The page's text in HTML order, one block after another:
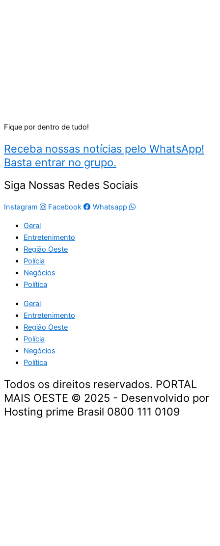
Fique por dentro de tudo!
Receba nossas notícias pelo WhatsApp!
Basta entrar no grupo.
Siga Nossas Redes Sociais
Instagram Facebook Whatsapp
Geral
Entretenimento
Região Oeste
Polícia
Negócios
Política
Geral
Entretenimento
Região Oeste
Polícia
Negócios
Política
Todos os direitos reservados. PORTAL
MAIS OESTE © 2025 - Desenvolvido por
Hosting prime Brasil 0800 111 0109